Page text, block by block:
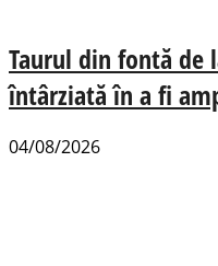
Taurul din fontă de
întârziată în a fi
04/08/2026